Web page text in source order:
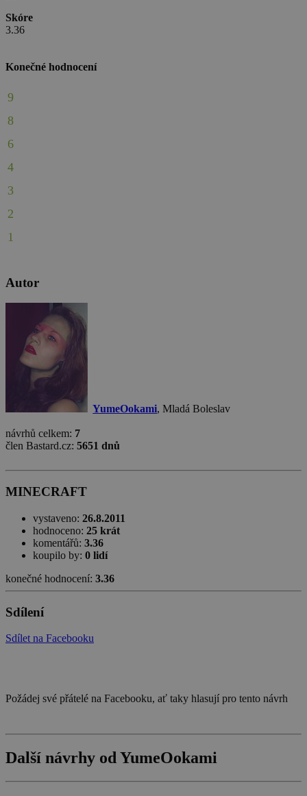
Skóre
3.36
Konečné hodnocení
9
8
6
4
3
2
1
Autor
YumeOokami, Mladá Boleslav
návrhů celkem: 7
člen Bastard.cz: 5651 dnů
MINECRAFT
vystaveno: 26.8.2011
hodnoceno: 25 krát
komentářů: 3.36
koupilo by: 0 lidí
konečné hodnocení: 3.36
Sdílení
Sdílet na Facebooku
Požádej své přátelé na Facebooku, ať taky hlasují pro tento návrh
Další návrhy od YumeOokami